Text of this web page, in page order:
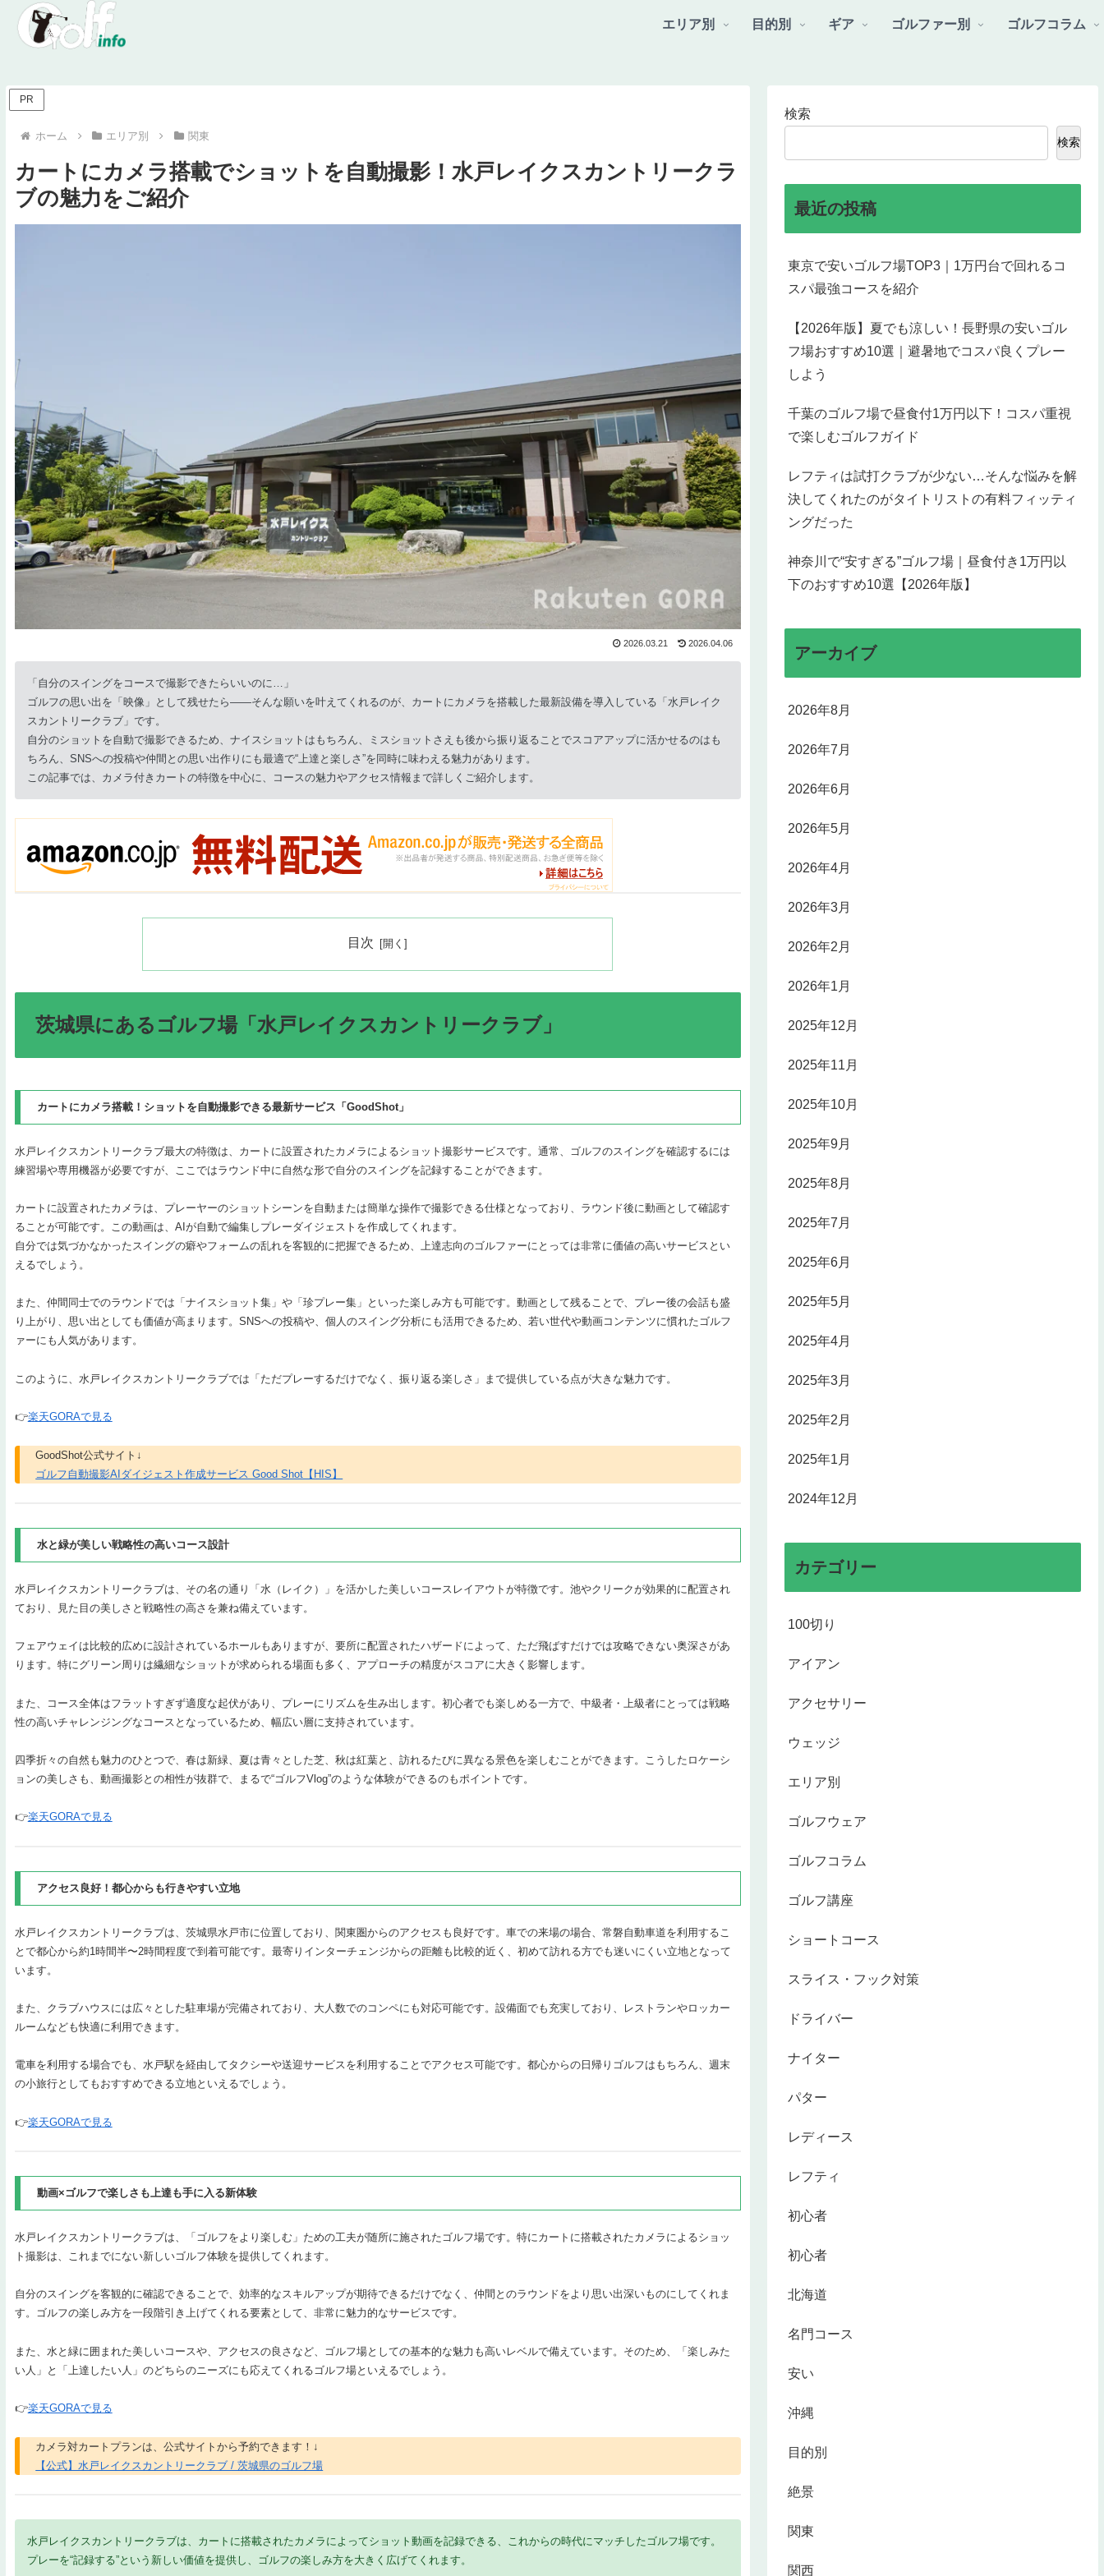
エリア別 目的別 ギア ゴルファー別 ゴルフコラム
PR
ホーム エリア別 関東
カートにカメラ搭載でショットを自動撮影！水戸レイクスカントリークラ
ブの魅力をご紹介
2026.03.21 2026.04.06
「自分のスイングをコースで撮影できたらいいのに…」
ゴルフの思い出を「映像」として残せたら——そんな願いを叶えてくれるのが、カートにカメラを搭載した最新設備を導入している「水戸レイク
スカントリークラブ」です。
自分のショットを自動で撮影できるため、ナイスショットはもちろん、ミスショットさえも後から振り返ることでスコアアップに活かせるのはも
ちろん、SNSへの投稿や仲間との思い出作りにも最適で“上達と楽しさ”を同時に味わえる魅力があります。
この記事では、カメラ付きカートの特徴を中心に、コースの魅力やアクセス情報まで詳しくご紹介します。
目次
茨城県にあるゴルフ場「水戸レイクスカントリークラブ」
カートにカメラ搭載！ショットを自動撮影できる最新サービス「GoodShot」
水戸レイクスカントリークラブ最大の特徴は、カートに設置されたカメラによるショット撮影サービスです。通常、ゴルフのスイングを確認するには
練習場や専用機器が必要ですが、ここではラウンド中に自然な形で自分のスイングを記録することができます。
カートに設置されたカメラは、プレーヤーのショットシーンを自動または簡単な操作で撮影できる仕様となっており、ラウンド後に動画として確認す
ることが可能です。この動画は、AIが自動で編集しプレーダイジェストを作成してくれます。
自分では気づかなかったスイングの癖やフォームの乱れを客観的に把握できるため、上達志向のゴルファーにとっては非常に価値の高いサービスとい
えるでしょう。
また、仲間同士でのラウンドでは「ナイスショット集」や「珍プレー集」といった楽しみ方も可能です。動画として残ることで、プレー後の会話も盛
り上がり、思い出としても価値が高まります。SNSへの投稿や、個人のスイング分析にも活用できるため、若い世代や動画コンテンツに慣れたゴルフ
ァーにも人気があります。
このように、水戸レイクスカントリークラブでは「ただプレーするだけでなく、振り返る楽しさ」まで提供している点が大きな魅力です。
👉楽天GORAで見る
GoodShot公式サイト↓
ゴルフ自動撮影AIダイジェスト作成サービス Good Shot【HIS】
水と緑が美しい戦略性の高いコース設計
水戸レイクスカントリークラブは、その名の通り「水（レイク）」を活かした美しいコースレイアウトが特徴です。池やクリークが効果的に配置され
ており、見た目の美しさと戦略性の高さを兼ね備えています。
フェアウェイは比較的広めに設計されているホールもありますが、要所に配置されたハザードによって、ただ飛ばすだけでは攻略できない奥深さがあ
ります。特にグリーン周りは繊細なショットが求められる場面も多く、アプローチの精度がスコアに大きく影響します。
また、コース全体はフラットすぎず適度な起伏があり、プレーにリズムを生み出します。初心者でも楽しめる一方で、中級者・上級者にとっては戦略
性の高いチャレンジングなコースとなっているため、幅広い層に支持されています。
四季折々の自然も魅力のひとつで、春は新緑、夏は青々とした芝、秋は紅葉と、訪れるたびに異なる景色を楽しむことができます。こうしたロケーシ
ョンの美しさも、動画撮影との相性が抜群で、まるで“ゴルフVlog”のような体験ができるのもポイントです。
👉楽天GORAで見る
アクセス良好！都心からも行きやすい立地
水戸レイクスカントリークラブは、茨城県水戸市に位置しており、関東圏からのアクセスも良好です。車での来場の場合、常磐自動車道を利用するこ
とで都心から約1時間半〜2時間程度で到着可能です。最寄りインターチェンジからの距離も比較的近く、初めて訪れる方でも迷いにくい立地となって
います。
また、クラブハウスには広々とした駐車場が完備されており、大人数でのコンペにも対応可能です。設備面でも充実しており、レストランやロッカー
ルームなども快適に利用できます。
電車を利用する場合でも、水戸駅を経由してタクシーや送迎サービスを利用することでアクセス可能です。都心からの日帰りゴルフはもちろん、週末
の小旅行としてもおすすめできる立地といえるでしょう。
👉楽天GORAで見る
動画×ゴルフで楽しさも上達も手に入る新体験
水戸レイクスカントリークラブは、「ゴルフをより楽しむ」ための工夫が随所に施されたゴルフ場です。特にカートに搭載されたカメラによるショッ
ト撮影は、これまでにない新しいゴルフ体験を提供してくれます。
自分のスイングを客観的に確認できることで、効率的なスキルアップが期待できるだけでなく、仲間とのラウンドをより思い出深いものにしてくれま
す。ゴルフの楽しみ方を一段階引き上げてくれる要素として、非常に魅力的なサービスです。
また、水と緑に囲まれた美しいコースや、アクセスの良さなど、ゴルフ場としての基本的な魅力も高いレベルで備えています。そのため、「楽しみた
い人」と「上達したい人」のどちらのニーズにも応えてくれるゴルフ場といえるでしょう。
👉楽天GORAで見る
カメラ対カートプランは、公式サイトから予約できます！↓
【公式】水戸レイクスカントリークラブ / 茨城県のゴルフ場
水戸レイクスカントリークラブは、カートに搭載されたカメラによってショット動画を記録できる、これからの時代にマッチしたゴルフ場です。
プレーを“記録する”という新しい価値を提供し、ゴルフの楽しみ方を大きく広げてくれます。
検索
検索
最近の投稿
東京で安いゴルフ場TOP3｜1万円台で回れるコ
スパ最強コースを紹介
【2026年版】夏でも涼しい！長野県の安いゴル
フ場おすすめ10選｜避暑地でコスパ良くプレー
しよう
千葉のゴルフ場で昼食付1万円以下！コスパ重視
で楽しむゴルフガイド
レフティは試打クラブが少ない…そんな悩みを解
決してくれたのがタイトリストの有料フィッティ
ングだった
神奈川で“安すぎる”ゴルフ場｜昼食付き1万円以
下のおすすめ10選【2026年版】
アーカイブ
2026年8月
2026年7月
2026年6月
2026年5月
2026年4月
2026年3月
2026年2月
2026年1月
2025年12月
2025年11月
2025年10月
2025年9月
2025年8月
2025年7月
2025年6月
2025年5月
2025年4月
2025年3月
2025年2月
2025年1月
2024年12月
カテゴリー
100切り
アイアン
アクセサリー
ウェッジ
エリア別
ゴルフウェア
ゴルフコラム
ゴルフ講座
ショートコース
スライス・フック対策
ドライバー
ナイター
パター
レディース
レフティ
初心者
初心者
北海道
名門コース
安い
沖縄
目的別
絶景
関東
関西